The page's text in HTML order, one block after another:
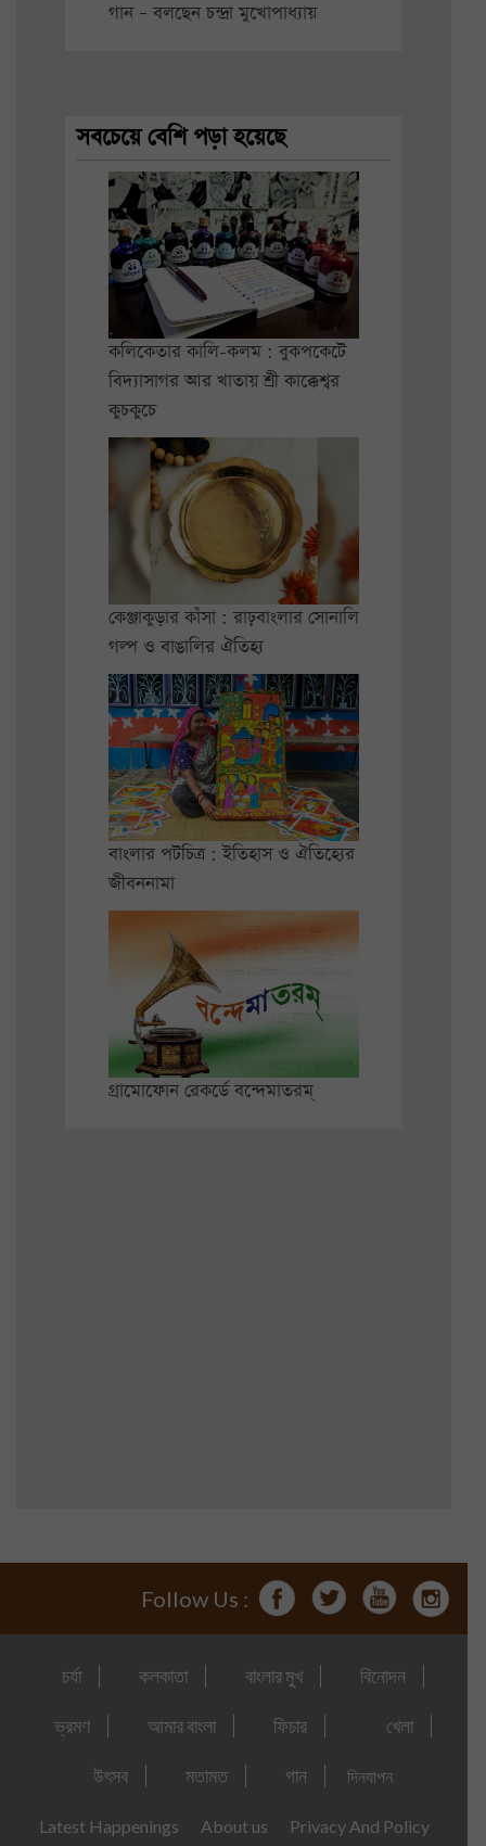
গান – বলছেন চন্দ্রা মুখোপাধ্যায়
সবচেয়ে বেশি পড়া হয়েছে
কলিকেতার কালি-কলম : বুকপকেটে
বিদ্যাসাগর আর খাতায় শ্রী কাক্কেশ্বর
কুচকুচে
কেঞ্জাকুড়ার কাঁসা : রাঢ়বাংলার সোনালি
গল্প ও বাঙালির ঐতিহ্য
বাংলার পটচিত্র : ইতিহাস ও ঐতিহ্যের
জীবননামা
গ্রামোফোন রেকর্ডে বন্দেমাতরম্
Follow Us :
চর্যা কলকাতা বাংলার মুখ বিনোদন
ভ্রমণ আমার বাংলা ফিচার খেলা
উৎসব মতামত গান দিনযাপন
Latest Happenings About us Privacy And Policy